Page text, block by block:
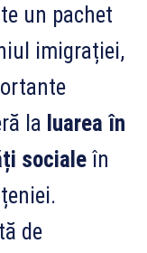
un pachet
imigrației,
la luarea în
sociale în
de